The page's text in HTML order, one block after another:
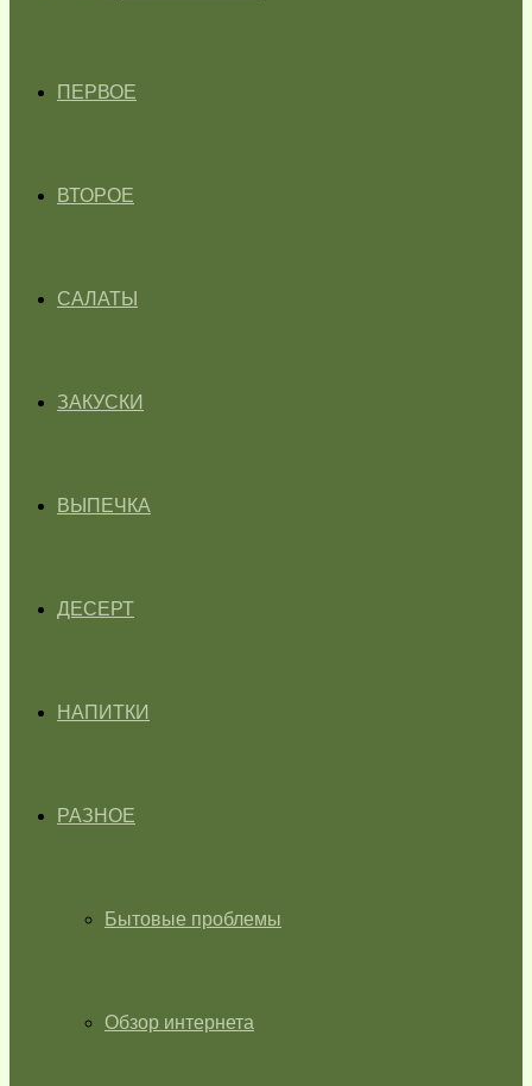
ПЕРВОЕ
ВТОРОЕ
САЛАТЫ
ЗАКУСКИ
ВЫПЕЧКА
ДЕСЕРТ
НАПИТКИ
РАЗНОЕ
Бытовые проблемы
Обзор интернета